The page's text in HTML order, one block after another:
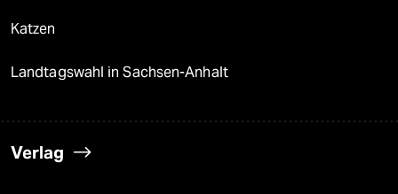
Katzen
Landtagswahl in Sachsen-Anhalt
Verlag